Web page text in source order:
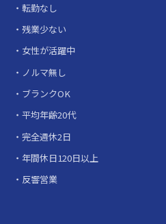
転勤なし
残業少ない
女性が活躍中
ノルマ無し
ブランクOK
平均年齢20代
完全週休2日
年間休日120日以上
反響営業